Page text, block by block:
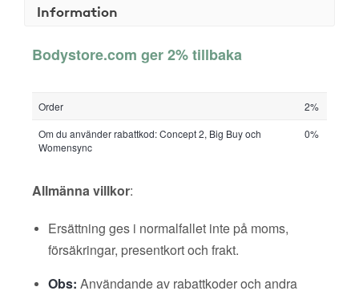
Information
Bodystore.com ger 2% tillbaka
Order
2%
Om du använder rabattkod: Concept 2, Big Buy och
Womensync
0%
Allmänna villkor:
Ersättning ges i normalfallet inte på moms,
försäkringar, presentkort och frakt.
Obs: Användande av rabattkoder och andra